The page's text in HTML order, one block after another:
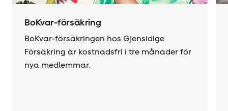
BoKvar-försäkring
BoKvar-försäkringen hos Gjensidige
Försäkring är kostnadsfri i tre månader för
nya medlemmar.